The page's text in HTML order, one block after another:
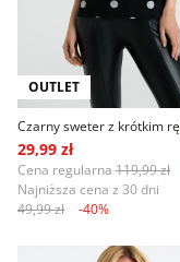
OUTLET
29,99 zł
Cena regularna 119,99 zł
Najniższa cena z 30 dni
49,99 zł
-40%